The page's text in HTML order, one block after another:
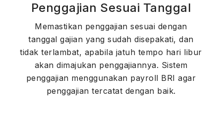
Penggajian Sesuai Tanggal
Memastikan penggajian sesuai dengan
tanggal gajian yang sudah disepakati, dan
tidak terlambat, apabila jatuh tempo hari libur
akan dimajukan penggajiannya. Sistem
penggajian menggunakan payroll BRI agar
penggajian tercatat dengan baik.